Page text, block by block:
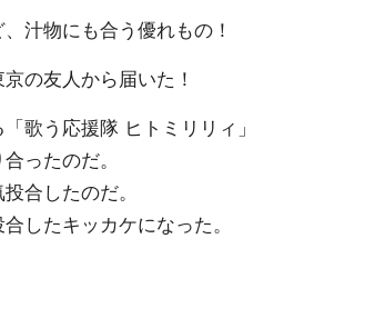
汁物にも合う優れもの！
の友人から届いた！
歌う応援隊 ヒトミリリィ」
ったのだ。
合したのだ。
したキッカケになった。